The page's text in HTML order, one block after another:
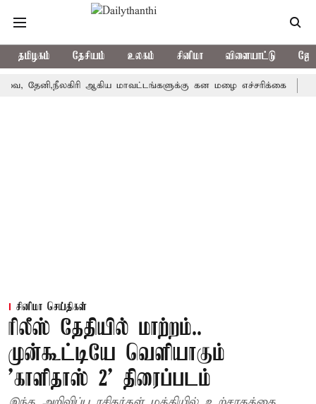
தமிழகம் தேசியம் உலகம் சினிமா விளையாட்டு
தேனி,நீலகிரி ஆகிய மாவட்டங்களுக்கு கன மழை எச்சரிக்கை
சினிமா செய்திகள்
ரிலீஸ் தேதியில் மாற்றம்..
முன்கூட்டியே வெளியாகும்
'காளிதாஸ் 2' திரைப்படம்